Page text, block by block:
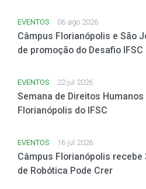
EVENTOS 06 ago 2026
Câmpus Florianópolis e São
de promoção do Desafio
EVENTOS 22 jul 2026
Semana de Direitos
Florianópolis do IFSC
EVENTOS 16 jul 2026
Câmpus Florianópolis recebe
de Robótica Pode Crer